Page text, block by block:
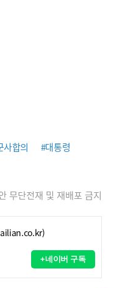
사합의
#대통령
무단전재 및 재배포 금지
+네이버 구독